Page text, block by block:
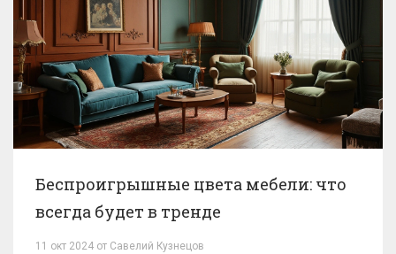
Беспроигрышные цвета мебели: что
всегда будет в тренде
11 окт 2024 от Савелий Кузнецов